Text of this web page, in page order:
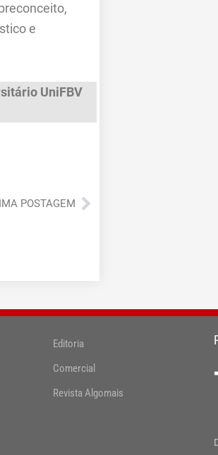
e
UniFBV
POSTAGEMPróximo
Editoria
Comercial
Revista Algomais